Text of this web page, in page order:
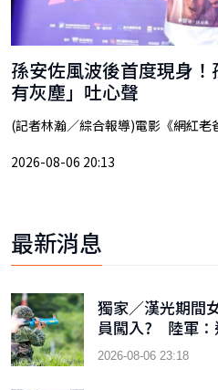
孫安佐風波後首度現身
有灰塵」吐心聲
(記者林瀚／綜合報導)電影《網紅老
2026-08-06 20:13
最新消息
獨家／漢光期間
員闖入? 陸軍：
2026-08-06 23:18